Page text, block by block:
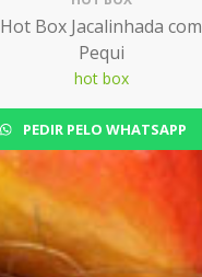
Hot Box Jacalinhada com
Pequi
hot box
PEDIR PELO WHATSAPP